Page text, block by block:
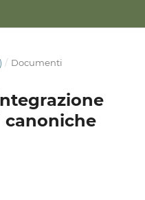
/ Documenti
canoniche